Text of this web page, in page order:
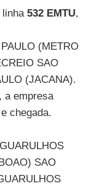
linha 532 EMTU,
(METRO
SAO
(JACANA).
a empresa
chegada.
SAO